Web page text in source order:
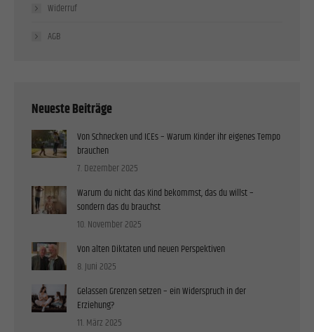
Widerruf
AGB
Neueste Beiträge
Von Schnecken und ICEs – Warum Kinder ihr eigenes Tempo
brauchen
7. Dezember 2025
Warum du nicht das Kind bekommst, das du willst –
sondern das du brauchst
10. November 2025
Von alten Diktaten und neuen Perspektiven
8. Juni 2025
Gelassen Grenzen setzen – ein Widerspruch in der
Erziehung?
11. März 2025